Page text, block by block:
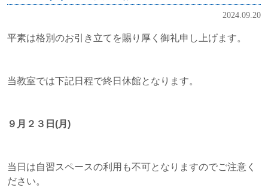
2024.09.20
平素は格別のお引き立てを賜り厚く御礼申し上げます。
当教室では下記日程で終日休館となります。
９月２３日(月)
当日は自習スペースの利用も不可となりますのでご注意く
ださい。